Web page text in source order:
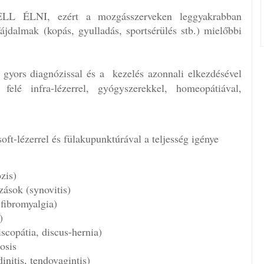
ÉLNI, ezért a mozgásszerveken leggyakrabban
(kopás, gyulladás, sportsérülés stb.) mielőbbi
diagnózissal és a
kezelés azonnali elkezdésével
infra-lézerrel, gyógyszerekkel, homeopátiával,
lézerrel és fülakupunktúrával a teljesség igénye
(synovitis)
discus-hernia)
tendovagintis)